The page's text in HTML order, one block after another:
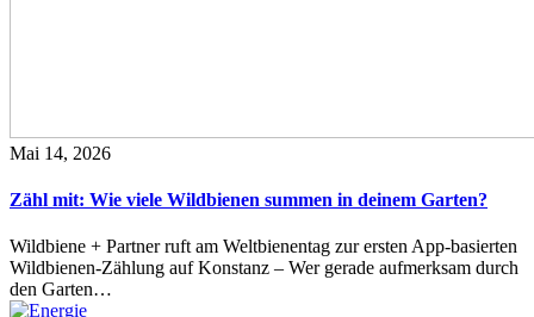
Mai 14, 2026
Zähl mit: Wie viele Wildbienen summen in deinem Garten?
Wildbiene + Partner ruft am Weltbienentag zur ersten App-basierten
Wildbienen-Zählung auf Konstanz – Wer gerade aufmerksam durch
den Garten…